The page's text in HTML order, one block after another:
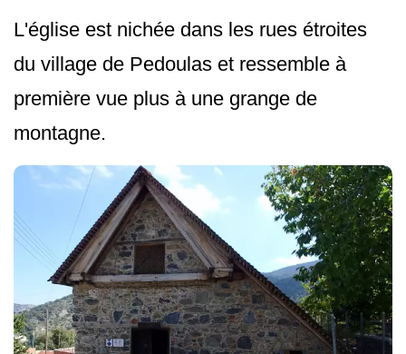
L'église est nichée dans les rues étroites
du village de Pedoulas et ressemble à
première vue plus à une grange de
montagne.